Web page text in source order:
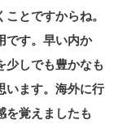
とですからね。
です。早い内か
少しでも豊かなも
います。海外に行
を覚えましたも